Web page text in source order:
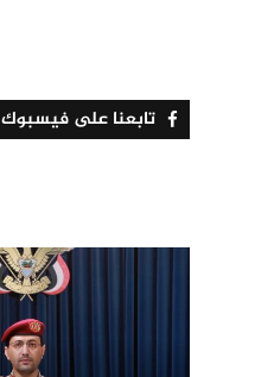
تابعنا على فيسبوك